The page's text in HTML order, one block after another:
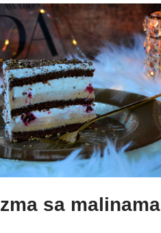
sa malinama